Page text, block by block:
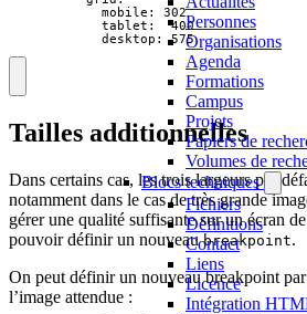
Personnes
Organisations
Agenda
Formations
Campus
Projets
Papiers de
Volumes de
Blocs techniques
Fichiers
Définitions
Contact
Liens
Licence
Intégration
            mobile: 302
            tablet:  400
            desktop: 575
Tailles additionnelles
Dans certains cas, les trois largeurs par
notamment dans le cas de très grande
gérer une qualité suffisante sur un écran
pouvoir définir un nouveaubreakpoint.
On peut définir un nouveau breakpoint
l’image attendue :